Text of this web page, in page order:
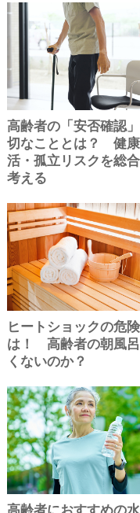
高齢者の「安否確認
切なこととは？ 健
活・孤立リスクを総
考える
ヒートショックの危
は！ 高齢者の朝風
くないのか？
高齢者におすすめの